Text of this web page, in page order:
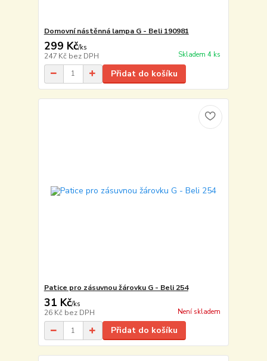
Domovní nástěnná lampa G - Beli 190981
299 Kč/ks
247 Kč bez DPH Skladem 4 ks
Přidat do košíku
Patice pro zásuvnou žárovku G - Beli 254
31 Kč/ks
26 Kč bez DPH Není skladem
Přidat do košíku